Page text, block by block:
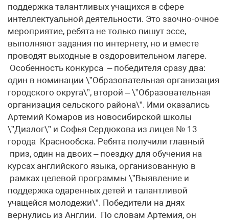
поддержка талантливых учащихся в сфере
интеллектуальной деятельности. Это заочно-очное
мероприятие, ребята не только пишут эссе,
выполняют задания по интернету, но и вместе
проводят выходные в оздоровительном лагере.
Особенность конкурса – победителя сразу два:
один в номинации \”Образовательная организация
городского округа\”, второй – \”Образовательная
организация сельского района\”. Ими оказались
Артемий Комаров из новосибирской школы
\”Диалог\” и Софья Сердюкова из лицея № 13
города Краснообска. Ребята получили главный
приз, один на двоих – поездку для обучения на
курсах английского языка, организованную в
рамках целевой программы \”Выявление и
поддержка одаренных детей и талантливой
учащейся молодежи\”. Победители на днях
вернулись из Англии. По словам Артемия, он